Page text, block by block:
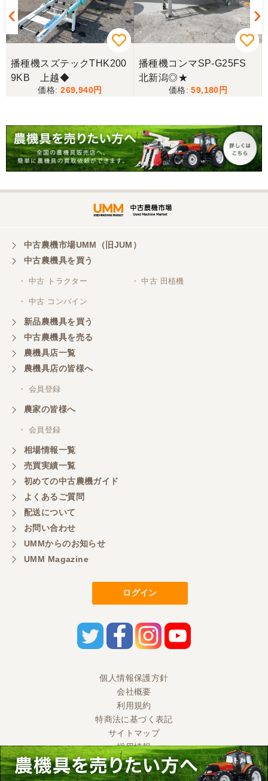
播種機スズテックTHK200
9KB 上越◆
269,940
播種機コンマSP-G25FS
北新潟◎★
59,180
中古農機市場UMM（旧JUM）
中古農機具を買う
・ 中古 トラクター ・ 中古 田植機
・ 中古 コンバイン
新品農機具を買う
中古農機具を売る
農機具店一覧
農機具店の皆様へ
・ 会員登録
農家の皆様へ
・ 会員登録
相場情報一覧
売買実績一覧
初めての中古農機ガイド
よくあるご質問
配送について
お問い合わせ
UMMからのお知らせ
UMM Magazine
ログイン
個人情報保護方針
会社概要
利用規約
特商法に基づく表記
サイトマップ
採用情報
Ⓒ 2020 UMM CO., LTD. All Rights Reserved.